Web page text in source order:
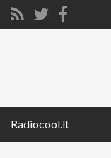
Radiocool.lt